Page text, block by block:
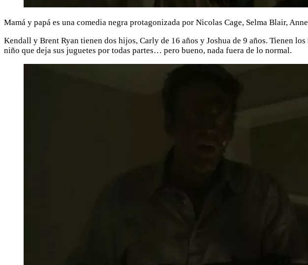
Mamá y papá es una comedia negra protagonizada por Nicolas Cage, Selma Blair,
Kendall y Brent Ryan tienen dos hijos, Carly de 16 años y Joshua de 9 años. Tienen
niño que deja sus juguetes por todas partes… pero bueno, nada fuera de lo normal.